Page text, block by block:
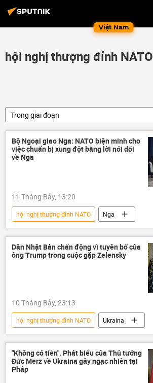
Việt Nam
hội nghị thượng đỉnh NATO
Trong giai đoạn
Bộ Ngoại giao Nga: NATO biện minh cho
việc chuẩn bị xung đột bằng lời nói dối
về Nga
11 Tháng Bảy, 13:20
hội nghị thượng đỉnh NATO
Nga
RIA Novosti
Thế giới
Brussels
Moskva
NATO
Ankara
Châu Âu
Thổ Nhĩ Kỳ
Dân Nhật Bản chấn động vì tuyên bố của
ông Trump trong cuộc gặp Zelensky
10 Tháng Bảy, 23:13
hội nghị thượng đỉnh NATO
Ukraina
Vladimir Zelensky
Hoa Kỳ
Donald Trump
Nhật Bản
Nga
Moskva
phương Tây
"Không có tiền". Phát biểu của Thủ tướng
Đức Merz về Ukraina gây ngạc nhiên tại
Pháp